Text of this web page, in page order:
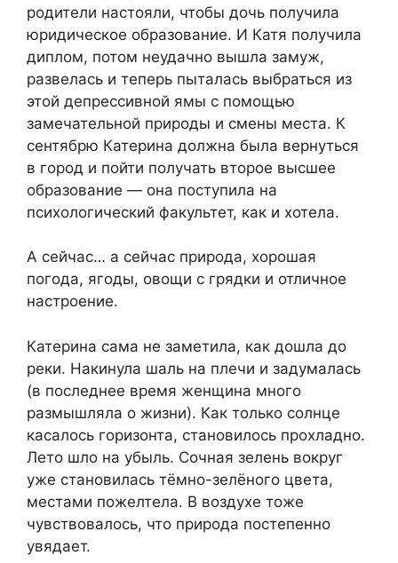
родители настояли, чтобы дочь получила
юридическое образование. И Катя получила
диплом, потом неудачно вышла замуж,
развелась и теперь пыталась выбраться из
этой депрессивной ямы с помощью
замечательной природы и смены места. К
сентябрю Катерина должна была вернуться
в город и пойти получать второе высшее
образование — она поступила на
психологический факультет, как и хотела.
А сейчас… а сейчас природа, хорошая
погода, ягоды, овощи с грядки и отличное
настроение.
Катерина сама не заметила, как дошла до
реки. Накинула шаль на плечи и задумалась
(в последнее время женщина много
размышляла о жизни). Как только солнце
касалось горизонта, становилось прохладно.
Лето шло на убыль. Сочная зелень вокруг
уже становилась тёмно-зелёного цвета,
местами пожелтела. В воздухе тоже
чувствовалось, что природа постепенно
увядает.